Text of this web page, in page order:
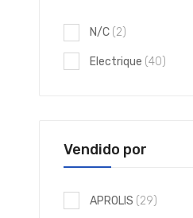
N/C 2
elementos
Electrique 40
elementos
Vendido por
APROLIS 29
elementos